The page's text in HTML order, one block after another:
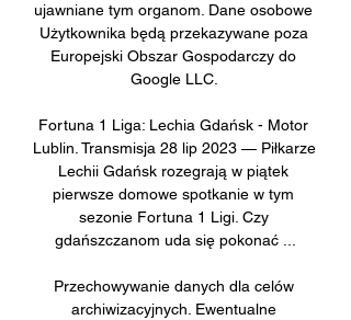
ujawniane tym organom. Dane osobowe
Użytkownika będą przekazywane poza
Europejski Obszar Gospodarczy do
Google LLC.
Fortuna 1 Liga: Lechia Gdańsk - Motor
Lublin. Transmisja 28 lip 2023 — Piłkarze
Lechii Gdańsk rozegrają w piątek
pierwsze domowe spotkanie w tym
sezonie Fortuna 1 Ligi. Czy
gdańszczanom uda się pokonać ...
Przechowywanie danych dla celów
archiwizacyjnych. Ewentualne